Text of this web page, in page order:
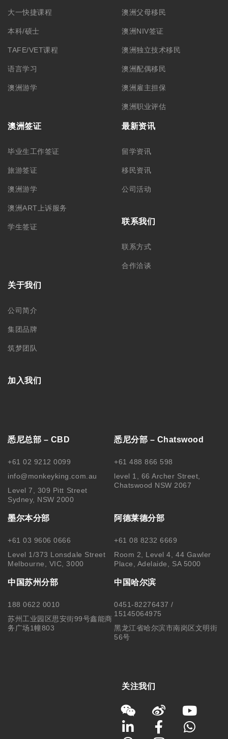
大一快捷课程
本科/硕士
TAFE/VET课程
语言学习
澳洲游学
澳洲父母移民
澳洲NIV签证
澳洲独立技术移民
澳洲配偶移民
澳洲雇主担保
澳洲职业评估
澳洲签证
毕业生工作签证
旅游签证
澳洲游学
澳洲ART上诉服务
学生签证
最新资讯
留学资讯
移民资讯
公司活动
联系我们
联系方式
合作洽谈
关于我们
公司简介
集团品牌
筑梦团队
加入我们
悉尼总部 – CBD
+61 02 9212 0099
info@monkeyking.com.au
Level 7, 309 Pitt Street
Sydney, NSW 2000
悉尼分部 – Chatswood
+61 488 866 598
level 1, 66 Archer Street,
Chatswood NSW 2067
墨尔本分部
+61 03 9606 0666
Level 1/373 Lonsdale Street
Melbourne, VIC, 3000
阿德莱德分部
+61 08 8232 6669
Room 2, Level 4, 44 Gawler
Place, Adelaide, SA 5000
中国苏州分部
188 0622 0010
苏州工业园区思安街99号鑫能商
务广场1幢803
中国哈尔滨
0451-82276437 /
15145064975
黑龙江省哈尔滨市南岗区文明街
56号
关注我们